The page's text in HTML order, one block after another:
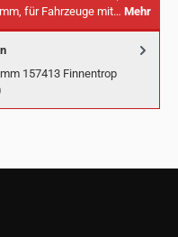
für Fahrzeuge mit… Mehr
157413 Finnentrop